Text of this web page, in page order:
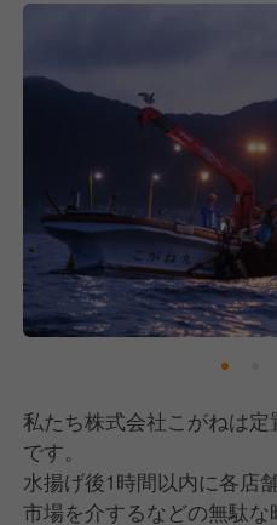
私たち株式会社こがねは定
です。
水揚げ後1時間以内に各店
市場を介するなどの無駄